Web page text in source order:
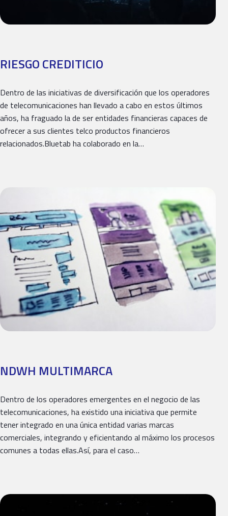
RIESGO CREDITICIO
Dentro de las iniciativas de diversificación que los operadores
de telecomunicaciones han llevado a cabo en estos últimos
años, ha fraguado la de ser entidades financieras capaces de
ofrecer a sus clientes telco productos financieros
relacionados.Bluetab ha colaborado en la…
NDWH MULTIMARCA
Dentro de los operadores emergentes en el negocio de las
telecomunicaciones, ha existido una iniciativa que permite
tener integrado en una única entidad varias marcas
comerciales, integrando y eficientando al máximo los procesos
comunes a todas ellas.Así, para el caso…